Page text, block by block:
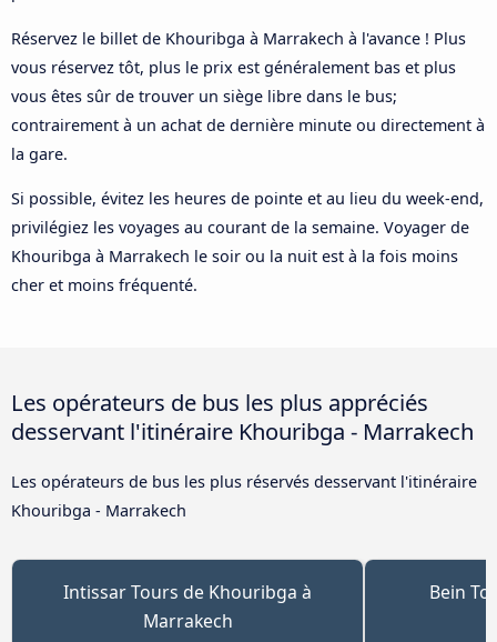
Réservez le billet de Khouribga à Marrakech à l'avance ! Plus
vous réservez tôt, plus le prix est généralement bas et plus
vous êtes sûr de trouver un siège libre dans le bus;
contrairement à un achat de dernière minute ou directement à
la gare.
Si possible, évitez les heures de pointe et au lieu du week-end,
privilégiez les voyages au courant de la semaine. Voyager de
Khouribga à Marrakech le soir ou la nuit est à la fois moins
cher et moins fréquenté.
Les opérateurs de bus les plus appréciés
desservant l'itinéraire Khouribga - Marrakech
Les opérateurs de bus les plus réservés desservant l'itinéraire
Khouribga - Marrakech
Intissar Tours de Khouribga à
Marrakech
Bein